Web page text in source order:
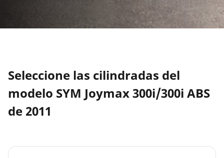
Seleccione las cilindradas del
modelo SYM Joymax 300i/300i ABS
de 2011